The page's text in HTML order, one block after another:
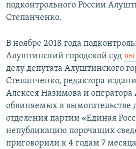
подконтрольного России
Степанченко.
В ноябре 2018 года
Алуштинский городской суд в
делу депутата Алуштинского
Степанченко, редактора
Алексея Назимова и оператора
обвиняемых в вымогательстве
отделения партии «Единая
непубликацию порочащих
приговорили к 4 годам 7